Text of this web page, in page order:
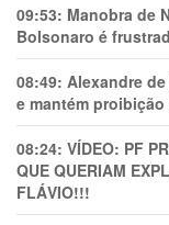
09:53: Manobra de
Bolsonaro é
08:49: Alexandre
e mantém
08:24: VÍDEO: PF
QUE QUERIAM
FLÁVIO!!!